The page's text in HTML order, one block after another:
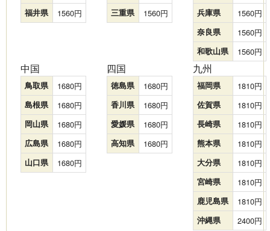
福井県 1560 三重県 1560 兵庫県 1560
奈良県 1560
和歌山県 1560
中国
鳥取県 1680
島根県 1680
岡山県 1680
広島県 1680
山口県 1680
四国
徳島県 1680
香川県 1680
愛媛県 1680
高知県 1680
九州
福岡県 1810
佐賀県 1810
長崎県 1810
熊本県 1810
大分県 1810
宮崎県 1810
鹿児島県 1810
沖縄県 2400